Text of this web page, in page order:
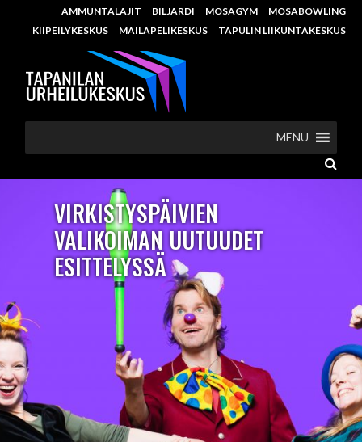
AMMUNTALAJIT BILJARDI MOSAGYM
MOSABOWLING
KIIPEILYKESKUS
MAILAPELIKESKUS TAPULIN LIIKUNTAKESKUS
MENU
VIRKISTYSPÄIVIEN
VALIKOIMAN UUTUUDET
ESITTELYSSÄ